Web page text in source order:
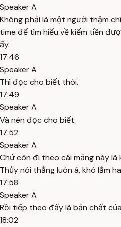
Speaker A
Không phải là một người thậm
time để tìm hiểu về kiếm tiền
ấy.
17:46
Speaker A
Thì đọc cho biết thôi.
17:49
Speaker A
Và nên đọc cho biết.
17:52
Speaker A
Chứ còn đi theo cái mảng này là
Thủy nói thẳng luôn á, khó lắm
17:58
Speaker A
Rồi tiếp theo đấy là bản chất
18:02